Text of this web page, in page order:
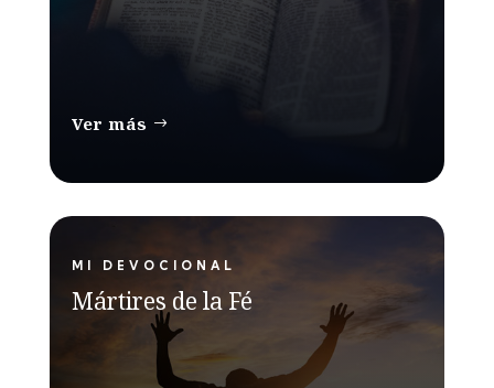
Ver más
MI DEVOCIONAL
Mártires de la Fé